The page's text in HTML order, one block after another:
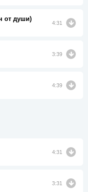
от души)
4:31
3:39
4:39
4:31
3:31